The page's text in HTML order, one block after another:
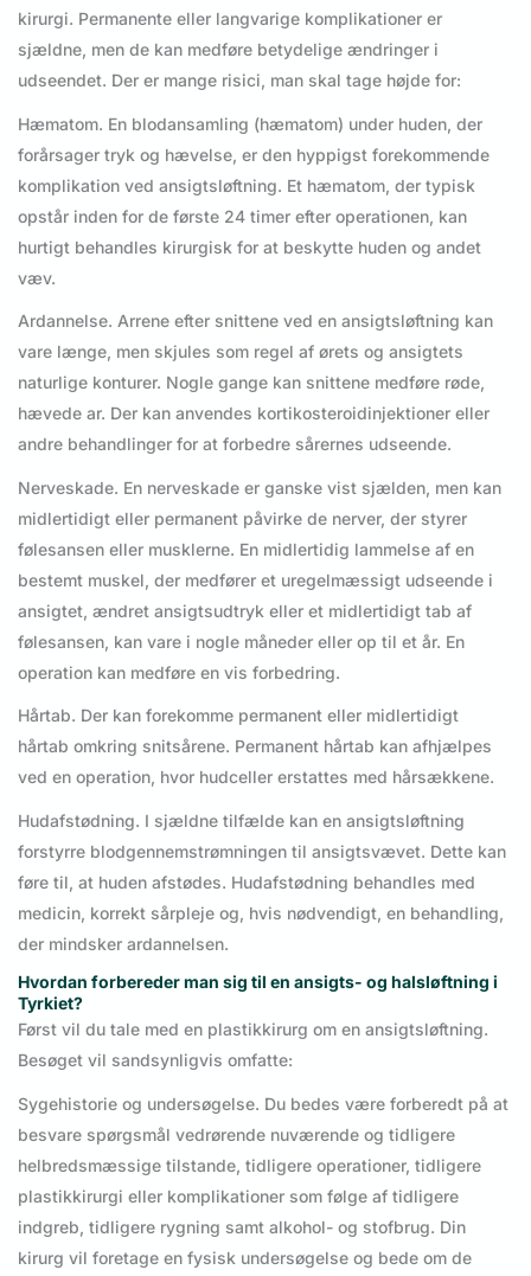
kirurgi. Permanente eller langvarige komplikationer er
sjældne, men de kan medføre betydelige ændringer i
udseendet. Der er mange risici, man skal tage højde for:
Hæmatom. En blodansamling (hæmatom) under huden, der
forårsager tryk og hævelse, er den hyppigst forekommende
komplikation ved ansigtsløftning. Et hæmatom, der typisk
opstår inden for de første 24 timer efter operationen, kan
hurtigt behandles kirurgisk for at beskytte huden og andet
væv.
Ardannelse. Arrene efter snittene ved en ansigtsløftning kan
vare længe, men skjules som regel af ørets og ansigtets
naturlige konturer. Nogle gange kan snittene medføre røde,
hævede ar. Der kan anvendes kortikosteroidinjektioner eller
andre behandlinger for at forbedre sårernes udseende.
Nerveskade. En nerveskade er ganske vist sjælden, men kan
midlertidigt eller permanent påvirke de nerver, der styrer
følesansen eller musklerne. En midlertidig lammelse af en
bestemt muskel, der medfører et uregelmæssigt udseende i
ansigtet, ændret ansigtsudtryk eller et midlertidigt tab af
følesansen, kan vare i nogle måneder eller op til et år. En
operation kan medføre en vis forbedring.
Hårtab. Der kan forekomme permanent eller midlertidigt
hårtab omkring snitsårene. Permanent hårtab kan afhjælpes
ved en operation, hvor hudceller erstattes med hårsækkene.
Hudafstødning. I sjældne tilfælde kan en ansigtsløftning
forstyrre blodgennemstrømningen til ansigtsvævet. Dette kan
føre til, at huden afstødes. Hudafstødning behandles med
medicin, korrekt sårpleje og, hvis nødvendigt, en behandling,
der mindsker ardannelsen.
Hvordan forbereder man sig til en ansigts- og halsløftning i
Tyrkiet?
Først vil du tale med en plastikkirurg om en ansigtsløftning.
Besøget vil sandsynligvis omfatte:
Sygehistorie og undersøgelse. Du bedes være forberedt på at
besvare spørgsmål vedrørende nuværende og tidligere
helbredsmæssige tilstande, tidligere operationer, tidligere
plastikkirurgi eller komplikationer som følge af tidligere
indgreb, tidligere rygning samt alkohol- og stofbrug. Din
kirurg vil foretage en fysisk undersøgelse og bede om de